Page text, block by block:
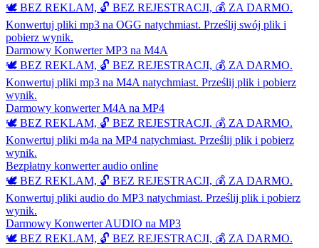
🕊️ BEZ REKLAM, 🔓 BEZ REJESTRACJI, 💰 ZA DARMO.
Konwertuj pliki mp3 na OGG natychmiast. Prześlij swój plik i
pobierz wynik.
Darmowy Konwerter MP3 na M4A
🕊️ BEZ REKLAM, 🔓 BEZ REJESTRACJI, 💰 ZA DARMO.
Konwertuj pliki mp3 na M4A natychmiast. Prześlij plik i pobierz
wynik.
Darmowy konwerter M4A na MP4
🕊️ BEZ REKLAM, 🔓 BEZ REJESTRACJI, 💰 ZA DARMO.
Konwertuj pliki m4a na MP4 natychmiast. Prześlij plik i pobierz
wynik.
Bezpłatny konwerter audio online
🕊️ BEZ REKLAM, 🔓 BEZ REJESTRACJI, 💰 ZA DARMO.
Konwertuj pliki audio do MP3 natychmiast. Prześlij plik i pobierz
wynik.
Darmowy Konwerter AUDIO na MP3
🕊️ BEZ REKLAM, 🔓 BEZ REJESTRACJI, 💰 ZA DARMO.